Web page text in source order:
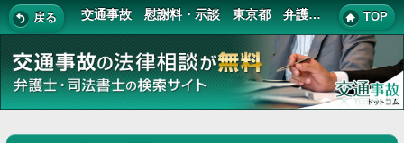
戻る 交通事故 慰謝料・示談 東京都 弁護士・司法書士 一覧 TOP